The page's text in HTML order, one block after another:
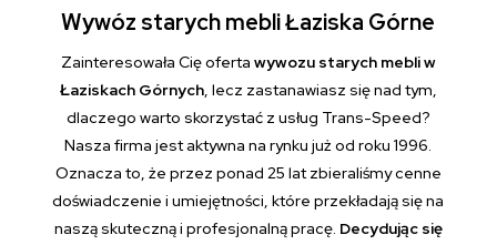
Wywóz starych mebli Łaziska Górne
Zainteresowała Cię oferta wywozu starych mebli w
Łaziskach Górnych, lecz zastanawiasz się nad tym,
dlaczego warto skorzystać z usług Trans-Speed?
Nasza firma jest aktywna na rynku już od roku 1996.
Oznacza to, że przez ponad 25 lat zbieraliśmy cenne
doświadczenie i umiejętności, które przekładają się na
naszą skuteczną i profesjonalną pracę. Decydując się